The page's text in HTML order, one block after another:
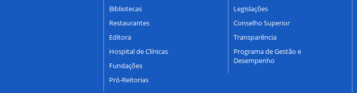
Bibliotecas
Restaurantes
Editora
Hospital de Clínicas
Fundações
Pró-Reitorias
Legislações
Conselho Superior
Transparência
Programa de Gestão e
Desempenho